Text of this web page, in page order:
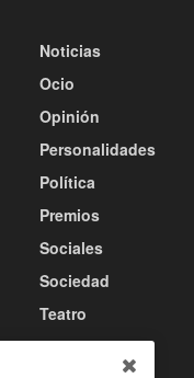
Noticias
Ocio
Opinión
Personalidades
Política
Premios
Sociales
Sociedad
Teatro
Tecnología